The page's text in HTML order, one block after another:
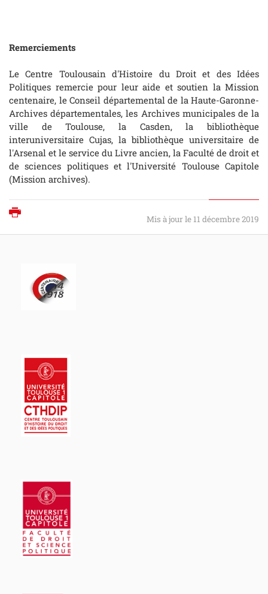
Remerciements
Le Centre Toulousain d'Histoire du Droit et des Idées
Politiques remercie pour leur aide et soutien la Mission
centenaire, le Conseil départemental de la Haute-Garonne-
Archives départementales, les Archives municipales de la
ville de Toulouse, la Casden, la bibliothèque
interuniversitaire Cujas, la bibliothèque universitaire de
l'Arsenal et le service du Livre ancien, la Faculté de droit et
de sciences politiques et l'Université Toulouse Capitole
(Mission archives).
Mis à jour le 11 décembre 2019